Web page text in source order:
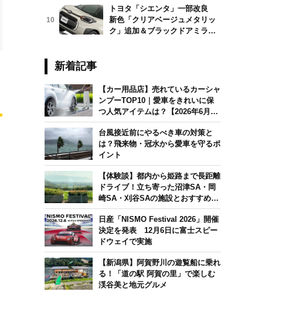
10
トヨタ「シエンタ」一部改良
新色「クリアベージュメタリッ
ク」追加＆ブラックドアミラー
新着記事
【カー用品店】売れているカーシャ
ンプーTOP10｜愛車をきれいに保
つ人気アイテムは？【2026年6月
版】
台風接近前にやるべき車の対策と
は？飛来物・冠水から愛車を守るポ
イント
【体験談】都内から姫路まで長距離
ドライブ！立ち寄った沼津SA・岡
崎SA・刈谷SAの施設とおすすめグ
ルメを紹介
日産「NISMO Festival 2026」開催
決定を発表 12月6日に富士スピー
ドウェイで実施
【新潟県】阿賀野川の遊覧船に乗れ
る！「道の駅 阿賀の里」で楽しむ
渓谷美と地元グルメ